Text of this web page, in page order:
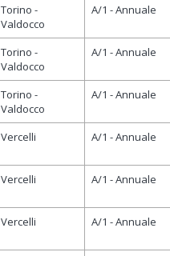
Torino -
Valdocco
A/1 - Annuale
Torino -
Valdocco
A/1 - Annuale
Torino -
Valdocco
A/1 - Annuale
Vercelli A/1 - Annuale
Vercelli A/1 - Annuale
Vercelli A/1 - Annuale